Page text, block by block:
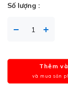
Số lượng :
Thêm
và mua sản